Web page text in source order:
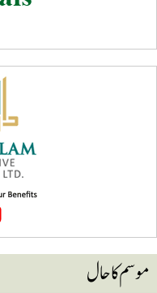
کا حال